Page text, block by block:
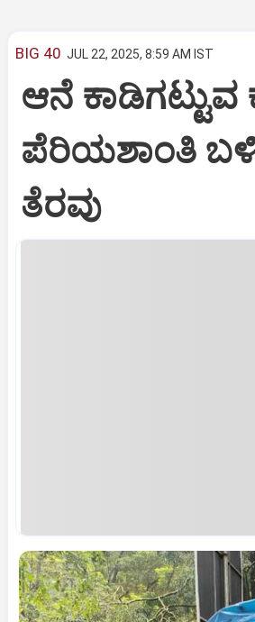
BIG 40 JUL 22, 2025, 8:59 AM IST
ಆನೆ
ಪೆರಿಯಶಾಂತಿ
ತೆರವು